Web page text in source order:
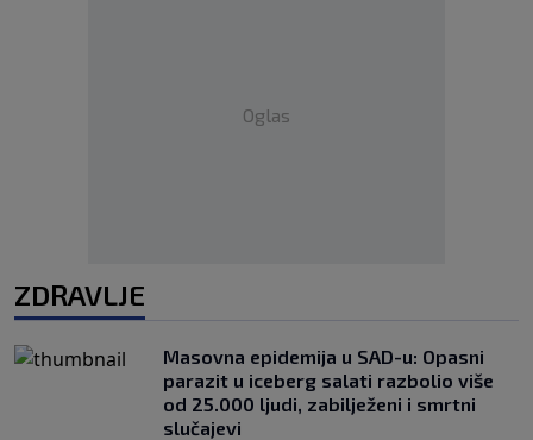
Oglas
ZDRAVLJE
Masovna epidemija u SAD-u: Opasni
parazit u iceberg salati razbolio više
od 25.000 ljudi, zabilježeni i smrtni
slučajevi